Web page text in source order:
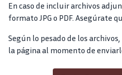
En caso de incluir archivos
formato JPG o PDF. Asegúrate
Según lo pesado de los
la página al momento de